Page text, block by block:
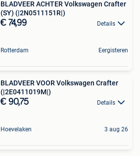
BLADVEER ACHTER Volkswagen Crafter
(SY) (|2N0511151R|)
€ 74,99 Details
Rotterdam Eergisteren
BLADVEER VOOR Volkswagen Crafter
(|2E0411019M|)
€ 90,75 Details
Hoevelaken 3 aug 26